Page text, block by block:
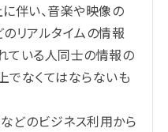
伴い、音楽や映像の
リアルタイムの情報
ている人同士の情報の
でなくてはならないも
どのビジネス利用から